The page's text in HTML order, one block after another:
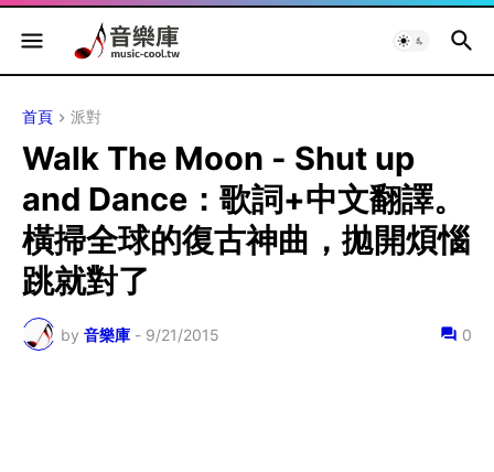
首頁 派對
Walk The Moon - Shut up
and Dance：歌詞+中文翻譯。
橫掃全球的復古神曲，拋開煩惱
跳就對了
by 音樂庫 - 9/21/2015 0